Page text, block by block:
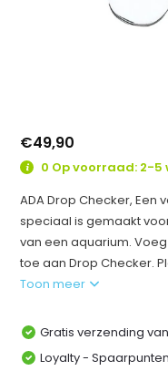
€49,90
0 Op voorraad: 2-5
ADA Drop Checker,
speciaal is gemaakt
van een aquarium.
toe aan Drop Checker.
Toon meer
Gratis verzending
Loyalty - Spaarpunten